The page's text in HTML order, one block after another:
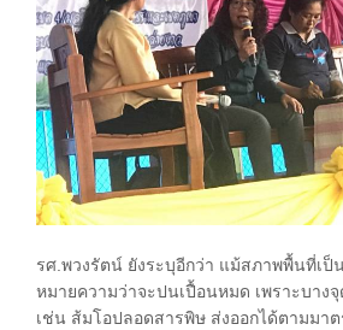
รศ.พวงรัตน์ ยังระบุอีกว่า แม้สภาพพื้นที่เป็
หมายความว่าจะปนเปื้อนหมด เพราะบาง
เช่น ส้มโอปลอดสารพิษ ส่งออกได้ตามมา